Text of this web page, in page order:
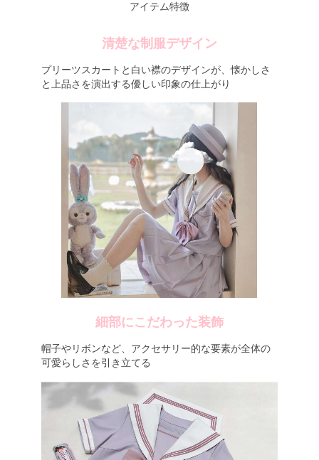
アイテム特徴
清楚な制服デザイン
プリーツスカートと白い襟のデザインが、懐かしさ
と上品さを演出する優しい印象の仕上がり
細部にこだわった装飾
帽子やリボンなど、アクセサリー的な要素が全体の
可愛らしさを引き立てる